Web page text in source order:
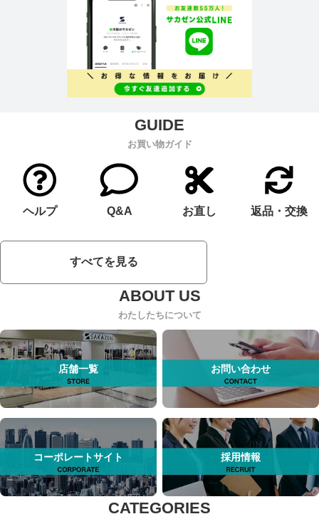
お買い物ガイド
ヘルプ Q&A お直し 返品・交換
すべてを見る
わたしたちについて
店舗一覧 お問い合わせ
コーポレートサイト 採用情報